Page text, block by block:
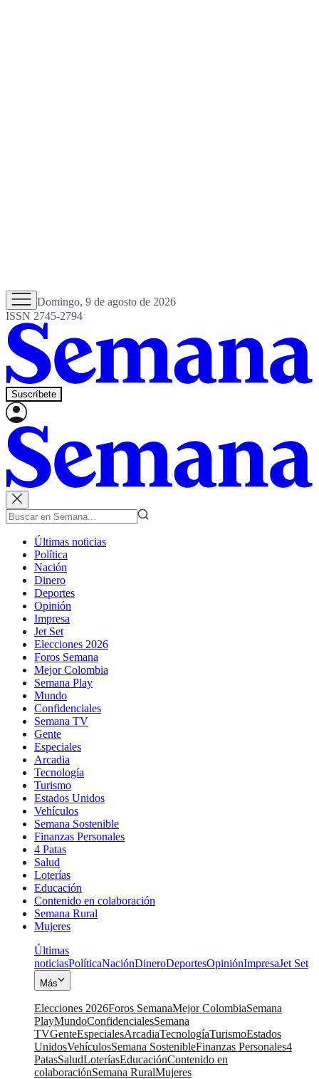
Domingo, 9 de agosto de 2026
ISSN 2745-2794
Suscríbete
Últimas noticias
Política
Nación
Dinero
Deportes
Opinión
Impresa
Jet Set
Elecciones 2026
Foros Semana
Mejor Colombia
Semana Play
Mundo
Confidenciales
Semana TV
Gente
Especiales
Arcadia
Tecnología
Turismo
Estados Unidos
Vehículos
Semana Sostenible
Finanzas Personales
4 Patas
Salud
Loterías
Educación
Contenido en colaboración
Semana Rural
Mujeres
Últimas
noticiasPolíticaNaciónDineroDeportesOpiniónImpresaJet Set
Más
Elecciones 2026Foros SemanaMejor ColombiaSemana
PlayMundoConfidencialesSemana
TVGenteEspecialesArcadiaTecnologíaTurismoEstados
UnidosVehículosSemana SostenibleFinanzas Personales4
PatasSaludLoteríasEducaciónContenido en
colaboraciónSemana RuralMujeres